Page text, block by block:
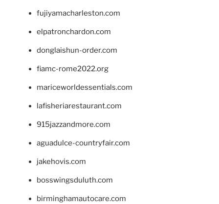
fujiyamacharleston.com
elpatronchardon.com
donglaishun-order.com
fiamc-rome2022.org
mariceworldessentials.com
lafisheriarestaurant.com
915jazzandmore.com
aguadulce-countryfair.com
jakehovis.com
bosswingsduluth.com
birminghamautocare.com